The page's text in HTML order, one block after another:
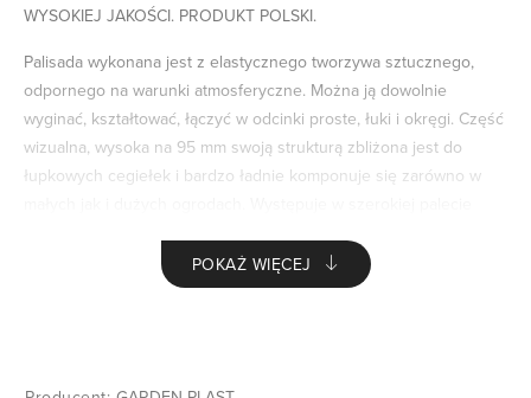
WYSOKIEJ JAKOŚCI. PRODUKT POLSKI.
Palisada wykonana jest z elastycznego tworzywa sztucznego,
odpornego na warunki atmosferyczne. Można ją dowolnie
wyginać, kształtować, łączyć w odcinki proste, łuki i okręgi. Część
wizualna, wysoka na 95 mm swoją strukturą zbliżona jest do
łupkowych cegiełek i bardzo ładnie komponuje się zarówno w
zbliżony np. do koloru elewacji domu, ogrodzenia bądź mebli
ogrodowych. Jest bardzo łatwa w montażu, można ją w każdej
POKAŻ WIĘCEJ